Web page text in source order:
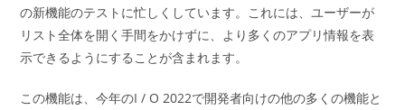
の新機能のテストに忙しくしています。これには、ユーザーが
リスト全体を開く手間をかけずに、より多くのアプリ情報を表
示できるようにすることが含まれます。
この機能は、今年のI / O 2022で開発者向けの他の多くの機能と